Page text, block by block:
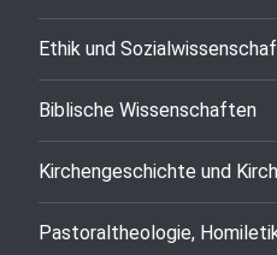
Ethik und
Biblische Wissenschaften
Kirchengeschichte und
Pastoraltheologie,